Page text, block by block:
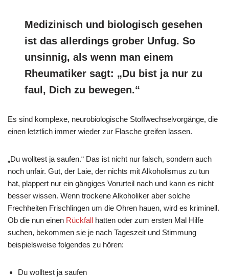
Medizinisch und biologisch gesehen
ist das allerdings grober Unfug. So
unsinnig, als wenn man einem
Rheumatiker sagt: „Du bist ja nur zu
faul, Dich zu bewegen.“
Es sind komplexe, neurobiologische Stoffwechselvorgänge, die
einen letztlich immer wieder zur Flasche greifen lassen.
„Du wolltest ja saufen.“ Das ist nicht nur falsch, sondern auch
noch unfair. Gut, der Laie, der nichts mit Alkoholismus zu tun
hat, plappert nur ein gängiges Vorurteil nach und kann es nicht
besser wissen. Wenn trockene Alkoholiker aber solche
Frechheiten Frischlingen um die Ohren hauen, wird es kriminell.
Ob die nun einen Rückfall hatten oder zum ersten Mal Hilfe
suchen, bekommen sie je nach Tageszeit und Stimmung
beispielsweise folgendes zu hören:
Du wolltest ja saufen